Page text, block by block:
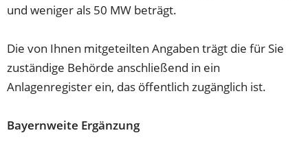
und weniger als 50 MW beträgt.
Die von Ihnen mitgeteilten Angaben trägt die für Sie
zuständige Behörde anschließend in ein
Anlagenregister ein, das öffentlich zugänglich ist.
Bayernweite Ergänzung